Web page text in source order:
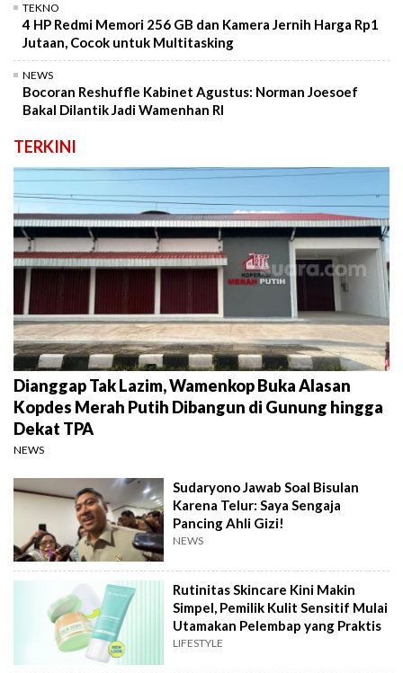
TEKNO
4 HP Redmi Memori 256 GB dan Kamera Jernih Harga Rp1
Jutaan, Cocok untuk Multitasking
NEWS
Bocoran Reshuffle Kabinet Agustus: Norman Joesoef
Bakal Dilantik Jadi Wamenhan RI
TERKINI
Dianggap Tak Lazim, Wamenkop Buka Alasan
Kopdes Merah Putih Dibangun di Gunung hingga
Dekat TPA
NEWS
Sudaryono Jawab Soal Bisulan
Karena Telur: Saya Sengaja
Pancing Ahli Gizi!
NEWS
Rutinitas Skincare Kini Makin
Simpel, Pemilik Kulit Sensitif Mulai
Utamakan Pelembap yang Praktis
LIFESTYLE